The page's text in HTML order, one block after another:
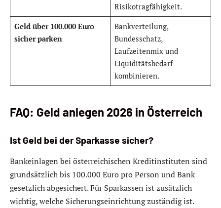
Risikotragfähigkeit.
Geld über 100.000 Euro
sicher parken
Bankverteilung,
Bundesschatz,
Laufzeitenmix und
Liquiditätsbedarf
kombinieren.
FAQ: Geld anlegen 2026 in Österreich
Ist Geld bei der Sparkasse sicher?
Bankeinlagen bei österreichischen Kreditinstituten sind
grundsätzlich bis 100.000 Euro pro Person und Bank
gesetzlich abgesichert. Für Sparkassen ist zusätzlich
wichtig, welche Sicherungseinrichtung zuständig ist.